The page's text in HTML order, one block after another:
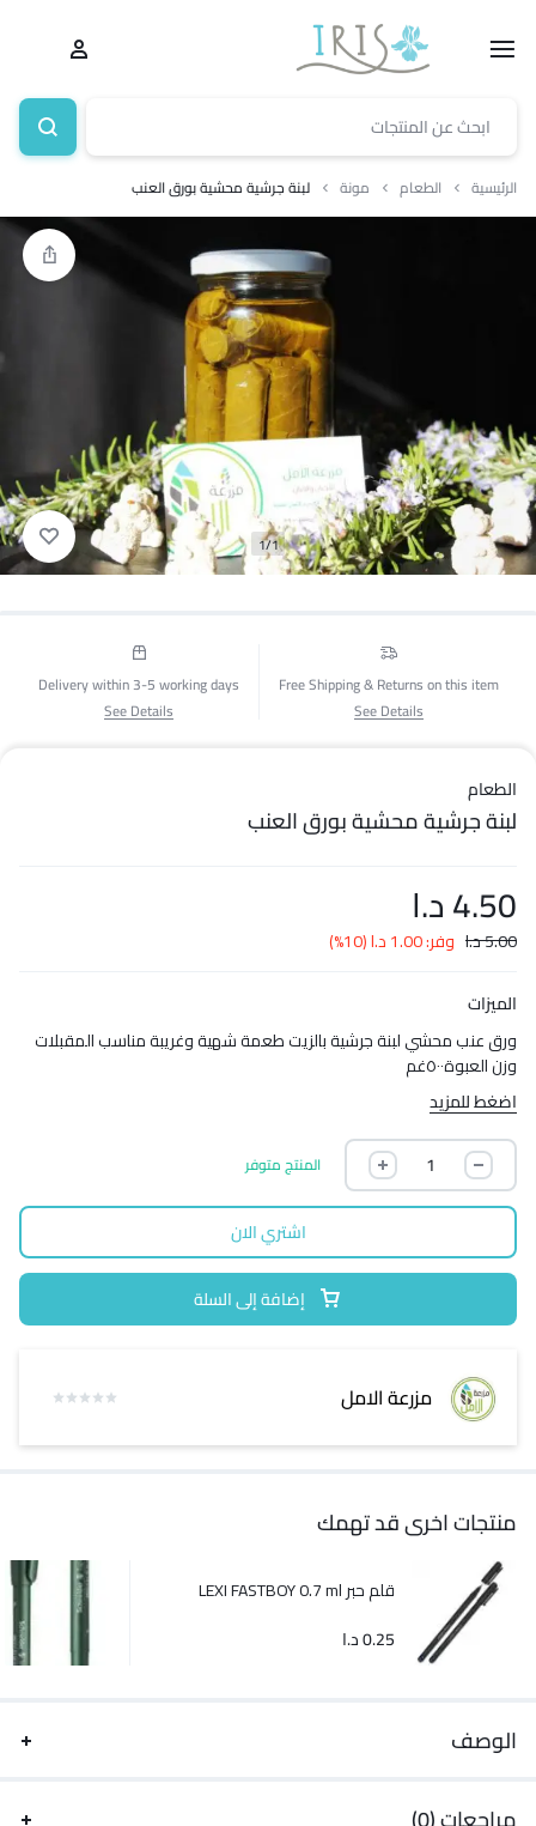
الرئيسية الطعام مونة لبنة جرشية محشية بورق العنب
1/1
Free Shipping & Returns on this item
See Details
Delivery within 3-5 working days
See Details
الطعام
لبنة جرشية محشية بورق العنب
4.50د.ا
5.00د.ا وفر:1.00د.ا(10%)
الميزات
ورق عنب محشي لبنة جرشية بالزيت طعمة شهية وغريبة مناسب المقبلات
وزن العبوة٥٠٠غم
اضغط للمزيد
المنتج متوفر
إضافة إلى السلة
اشتري الان
مزرعة الامل
منتجات اخرى قد تهمك
قلم حبر LEXI FASTBOY 0.7 ml
0.25د.ا
الوصف